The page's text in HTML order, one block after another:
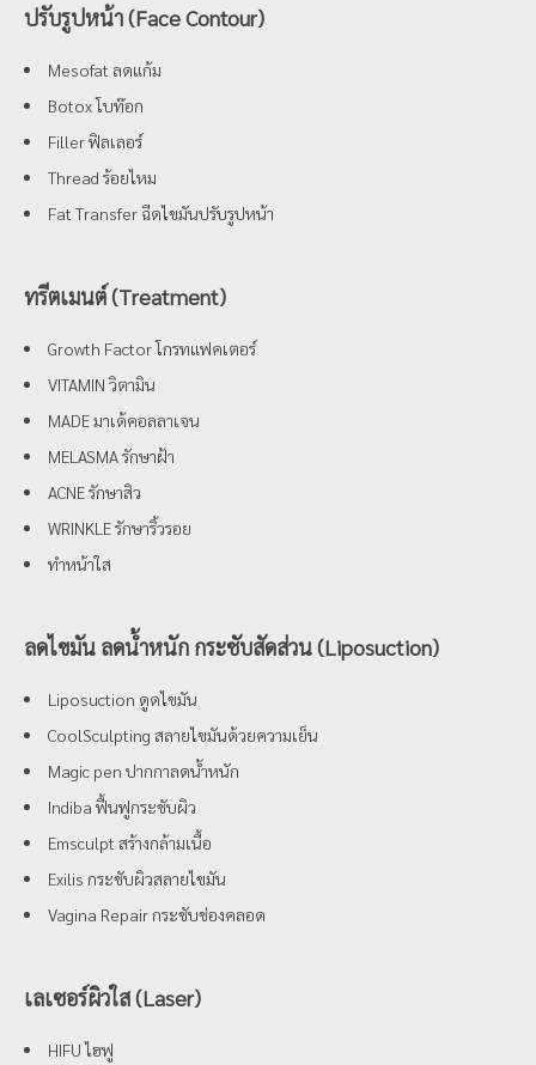
ปรับรูปหน้า (Face Contour)
Mesofat ลดแก้ม
Botox โบท๊อก
Filler ฟิลเลอร์
Thread ร้อยไหม
Fat Transfer ฉีดไขมันปรับรูปหน้า
ทรีตเมนต์ (Treatment)
Growth Factor โกรทแฟคเตอร์
VITAMIN วิตามิน
MADE มาเด้คอลลาเจน
MELASMA รักษาฝ้า
ACNE รักษาสิว
WRINKLE รักษาริ้วรอย
ทำหน้าใส
ลดไขมัน ลดน้ำหนัก กระชับสัดส่วน (Liposuction)
Liposuction ดูดไขมัน
CoolSculpting สลายไขมันด้วยความเย็น
Magic pen ปากกาลดน้ำหนัก
Indiba ฟื้นฟูกระชับผิว
Emsculpt สร้างกล้ามเนื้อ
Exilis กระชับผิวสลายไขมัน
Vagina Repair กระชับช่องคลอด
เลเซอร์ผิวใส (Laser)
HIFU ไฮฟู